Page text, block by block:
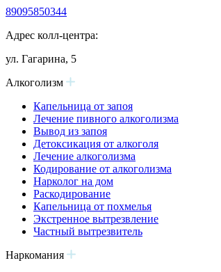
89095850344
Адрес колл-центра:
ул. Гагарина, 5
Алкоголизм
Капельница от запоя
Лечение пивного алкоголизма
Вывод из запоя
Детоксикация от алкоголя
Лечение алкоголизма
Кодирование от алкоголизма
Нарколог на дом
Раскодирование
Капельница от похмелья
Экстренное вытрезвление
Частный вытрезвитель
Наркомания